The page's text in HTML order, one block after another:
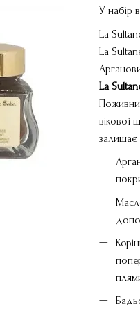
У набір
La
La
La
вікової
залишає